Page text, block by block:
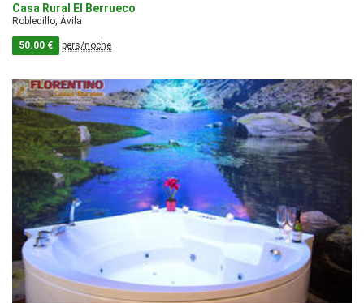
Casa Rural El Berrueco
Robledillo, Ávila
50.00 € pers/noche